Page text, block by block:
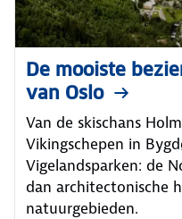
De mooiste
van Oslo
Van de skischans
Vikingschepen in
Vigelandsparken: de
dan architectonische
natuurgebieden.